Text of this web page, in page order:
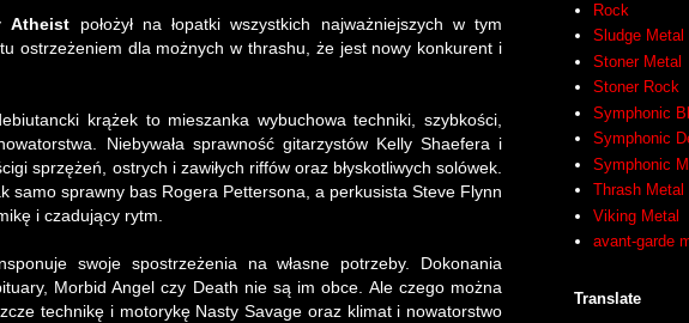
Atheist położył na łopatki wszystkich najważniejszych w tym
ostrzeżeniem dla możnych w thrashu, że jest nowy konkurent i
krążek to mieszanka wybuchowa techniki, szybkości,
Niebywała sprawność gitarzystów Kelly Shaefera i
sprzężeń, ostrych i zawiłych riffów oraz błyskotliwych solówek.
samo sprawny bas Rogera Pettersona, a perkusista Steve Flynn
i czadujący rytm.
swoje spostrzeżenia na własne potrzeby. Dokonania
Morbid Angel czy Death nie są im obce. Ale czego można
technikę i motorykę Nasty Savage oraz klimat i nowatorstwo
Rock
Sludge Metal
Stoner Metal
Stoner Rock
Symphonic
Symphonic
Symphonic
Thrash Metal
Viking Metal
avant-garde
Translate